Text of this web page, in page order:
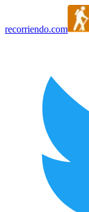
recorriendo.com